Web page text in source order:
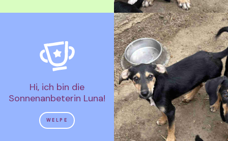
Hi, ich bin die
Sonnenanbeterin Luna!
WELPE